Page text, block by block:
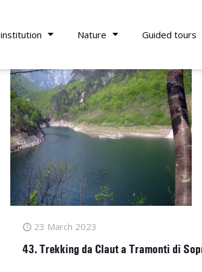
Nature Guided tours
23 March 2023
43. Trekking da Claut a Tramonti di